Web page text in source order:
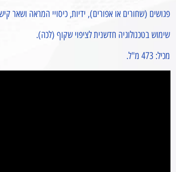
פגושים (שחורים או אפורים), ידיות, כיסויי המראה ושאר
שימוש בטכנולוגיה חדשנית לציפוי שקוף (לכה).
מכיל: 473 מ"ל.